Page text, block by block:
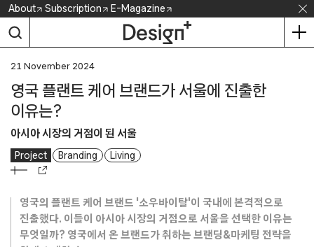
Skip
content
About Subscription E-Magazine
21 November 2024
영국 플랜트 케어 브랜드가 서울에 진출한
이유는?
아시아 시장의 거점이 된 서울
Project Branding Living
영국의 플랜트 케어 브랜드 '소우바이탈'이 국내에 본격적으로
진출했다. 이들이 아시아 시장의 거점으로 서울을 선택한 이유는
무엇일까? 영국에서 온 브랜드가 취하는 브랜딩&마케팅 전략을